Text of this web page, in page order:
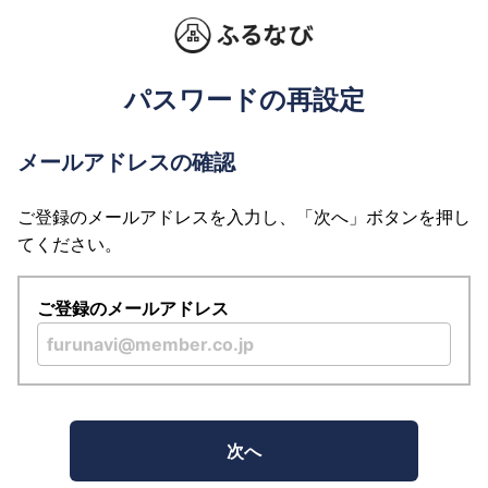
パスワードの再設定
メールアドレスの確認
ご登録のメールアドレスを入力し、「次へ」ボタンを押し
てください。
ご登録のメールアドレス